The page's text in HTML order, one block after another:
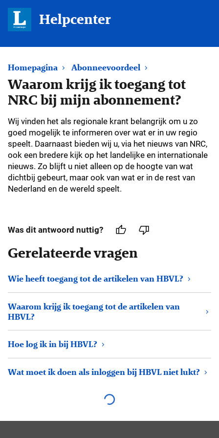
Helpcenter
Homepagina Abonneevoordeel
Waarom krijg ik toegang tot
NRC bij mijn abonnement?
Wij vinden het als regionale krant belangrijk om u zo
goed mogelijk te informeren over wat er in uw regio
speelt. Daarnaast bieden wij u, via het nieuws van NRC,
ook een bredere kijk op het landelijke en internationale
nieuws. Zo blijft u niet alleen op de hoogte van wat
dichtbij gebeurt, maar ook van wat er in de rest van
Nederland en de wereld speelt.
Was dit antwoord nuttig?
Gerelateerde vragen
Wie heeft toegang tot de artikelen van HBVL?
Waarom krijg ik toegang tot de artikelen van
HBVL?
Hoe log ik in bij HBVL?
Wat moet ik doen als inloggen bij HBVL niet lukt?